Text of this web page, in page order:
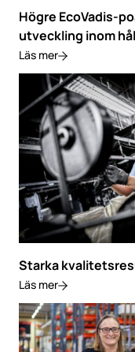
Högre EcoVadis-
utveckling inom
Läs mer
Starka
Läs mer